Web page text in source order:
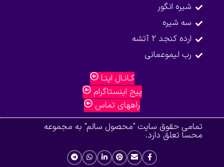
شیره انگور
سه شیره
ارده کنجد 2 آتشه
رب لیموعمانی
کـانـال ایتـا
پیج اینستاگرام
راههای تماس
تمامی حقوق سایت "محصول سالم" به مجموعه
محسا تعلق دارد.